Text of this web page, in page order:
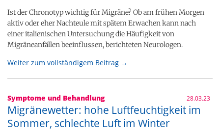
Ist der Chronotyp wichtig für Migräne? Ob am frühen Morgen
aktiv oder eher Nachteule mit spätem Erwachen kann nach
einer italienischen Untersuchung die Häufigkeit von
Migräneanfällen beeinflussen, berichteten Neurologen.
Weiter zum vollständigem Beitrag →
Symptome und Behandlung 28.03.23
Migränewetter: hohe Luftfeuchtigkeit im
Sommer, schlechte Luft im Winter